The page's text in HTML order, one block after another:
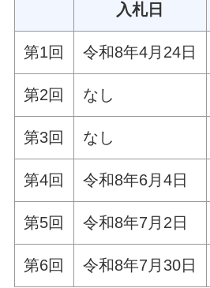
入札日
第1回 令和8年4月24日
第2回 なし
第3回 なし
第4回 令和8年6月4日
第5回 令和8年7月2日
第6回 令和8年7月30日